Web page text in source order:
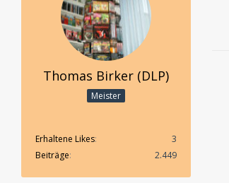
Thomas Birker (DLP)
Meister
Erhaltene Likes
3
Beiträge
2.449